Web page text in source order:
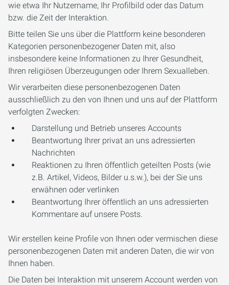
wie etwa Ihr Nutzername, Ihr Profilbild oder das Datum
bzw. die Zeit der Interaktion.
Bitte teilen Sie uns über die Plattform keine besonderen
Kategorien personenbezogener Daten mit, also
insbesondere keine Informationen zu Ihrer Gesundheit,
Ihren religiösen Überzeugungen oder Ihrem Sexualleben.
Wir verarbeiten diese personenbezogenen Daten
ausschließlich zu den von Ihnen und uns auf der Plattform
verfolgten Zwecken:
Darstellung und Betrieb unseres Accounts
Beantwortung Ihrer privat an uns adressierten
Nachrichten
Reaktionen zu Ihren öffentlich geteilten Posts (wie
z.B. Artikel, Videos, Bilder u.s.w.), bei der Sie uns
erwähnen oder verlinken
Beantwortung Ihrer öffentlich an uns adressierten
Kommentare auf unsere Posts.
Wir erstellen keine Profile von Ihnen oder vermischen diese
personenbezogenen Daten mit anderen Daten, die wir von
Ihnen haben.
Die Daten bei Interaktion mit unserem Account werden von